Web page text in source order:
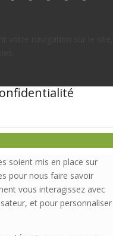
soient mis en place sur
pour nous faire savoir
vous interagissez avec
et pour personnaliser